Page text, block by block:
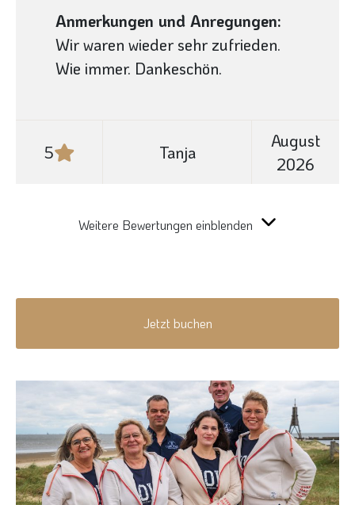
Anmerkungen und Anregungen:
Wir waren wieder sehr zufrieden.
Wie immer. Dankeschön.
5 Tanja
August
2026
Weitere Bewertungen einblenden
Jetzt buchen